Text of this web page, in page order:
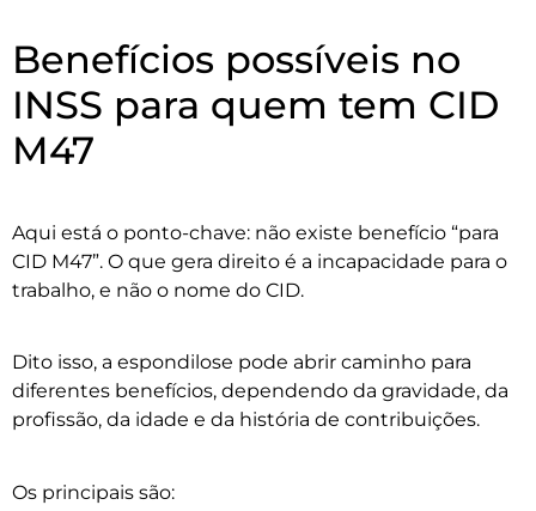
Benefícios possíveis no
INSS para quem tem CID
M47
Aqui está o ponto-chave: não existe benefício “para
CID M47”. O que gera direito é a incapacidade para o
trabalho, e não o nome do CID.
Dito isso, a espondilose pode abrir caminho para
diferentes benefícios, dependendo da gravidade, da
profissão, da idade e da história de contribuições.
Os principais são: